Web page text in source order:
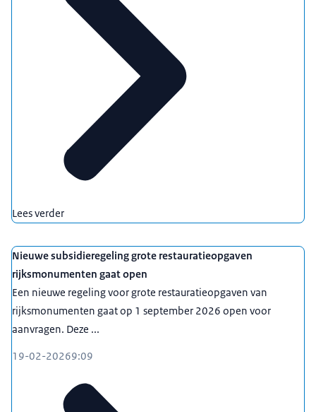
Lees verder
Nieuwe subsidieregeling grote restauratieopgaven
rijksmonumenten gaat open
Een nieuwe regeling voor grote restauratieopgaven van
rijksmonumenten gaat op 1 september 2026 open voor
aanvragen. Deze ...
19-02-20269:09